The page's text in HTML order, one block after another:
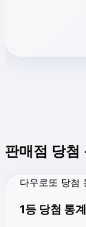
판매점 당첨
다우로또 당첨
1등 당첨 통계